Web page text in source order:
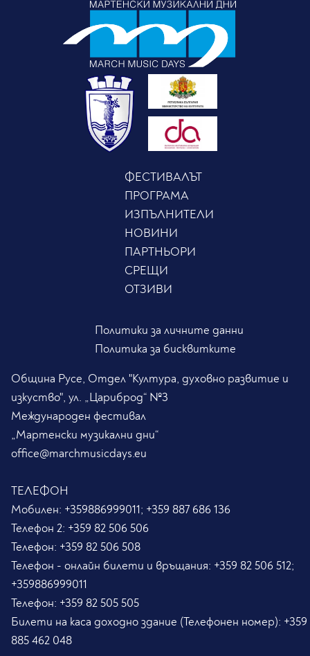
ФЕСТИВАЛЪТ
ПРОГРАМА
ИЗПЪЛНИТЕЛИ
НОВИНИ
ПАРТНЬОРИ
СРЕЩИ
ОТЗИВИ
Политики за личните данни
Политика за бисквитките
Община Русе, Отдел "Култура, духовно развитие и
изкуство", ул. „Цариброд“ №3
Международен фестивал
„Мартенски музикални дни“
office@marchmusicdays.eu
ТЕЛЕФОН
Мобилен: +359886999011; +359 887 686 136
Телефон 2: +359 82 506 506
Телефон: +359 82 506 508
Телефон - онлайн билети и връщания: +359 82 506 512;
+359886999011
Телефон: +359 82 505 505
Билети на каса доходно здание (Телефонен номер): +359
885 462 048